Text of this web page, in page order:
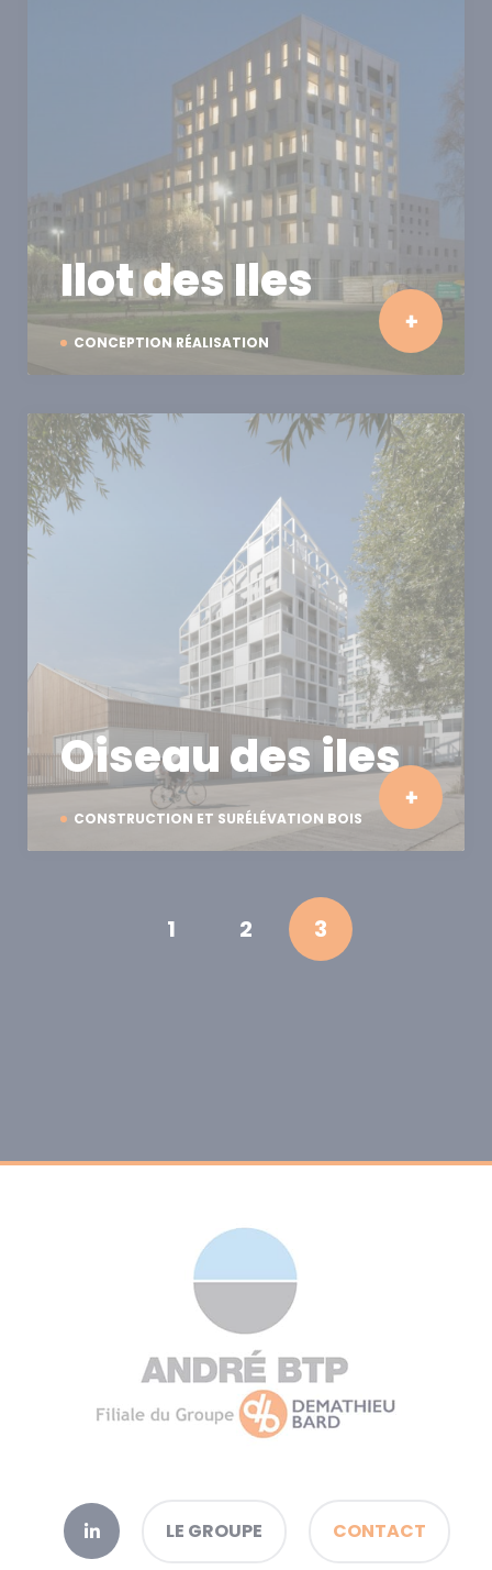
CONCEPTION RÉALISATION
Ilot des Iles
CONSTRUCTION ET SURÉLÉVATION BOIS
Oiseau des iles
1 2 3
LE GROUPE CONTACT